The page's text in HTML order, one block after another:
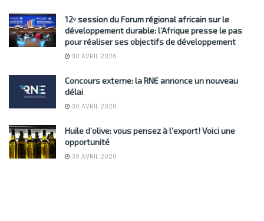
12ᵉ session du Forum régional africain sur le
développement durable: l’Afrique presse le pas
pour réaliser ses objectifs de développement
30 AVRIL 2026
Concours externe: la RNE annonce un nouveau
délai
30 AVRIL 2026
Huile d’olive: vous pensez à l’export! Voici une
opportunité
30 AVRIL 2026